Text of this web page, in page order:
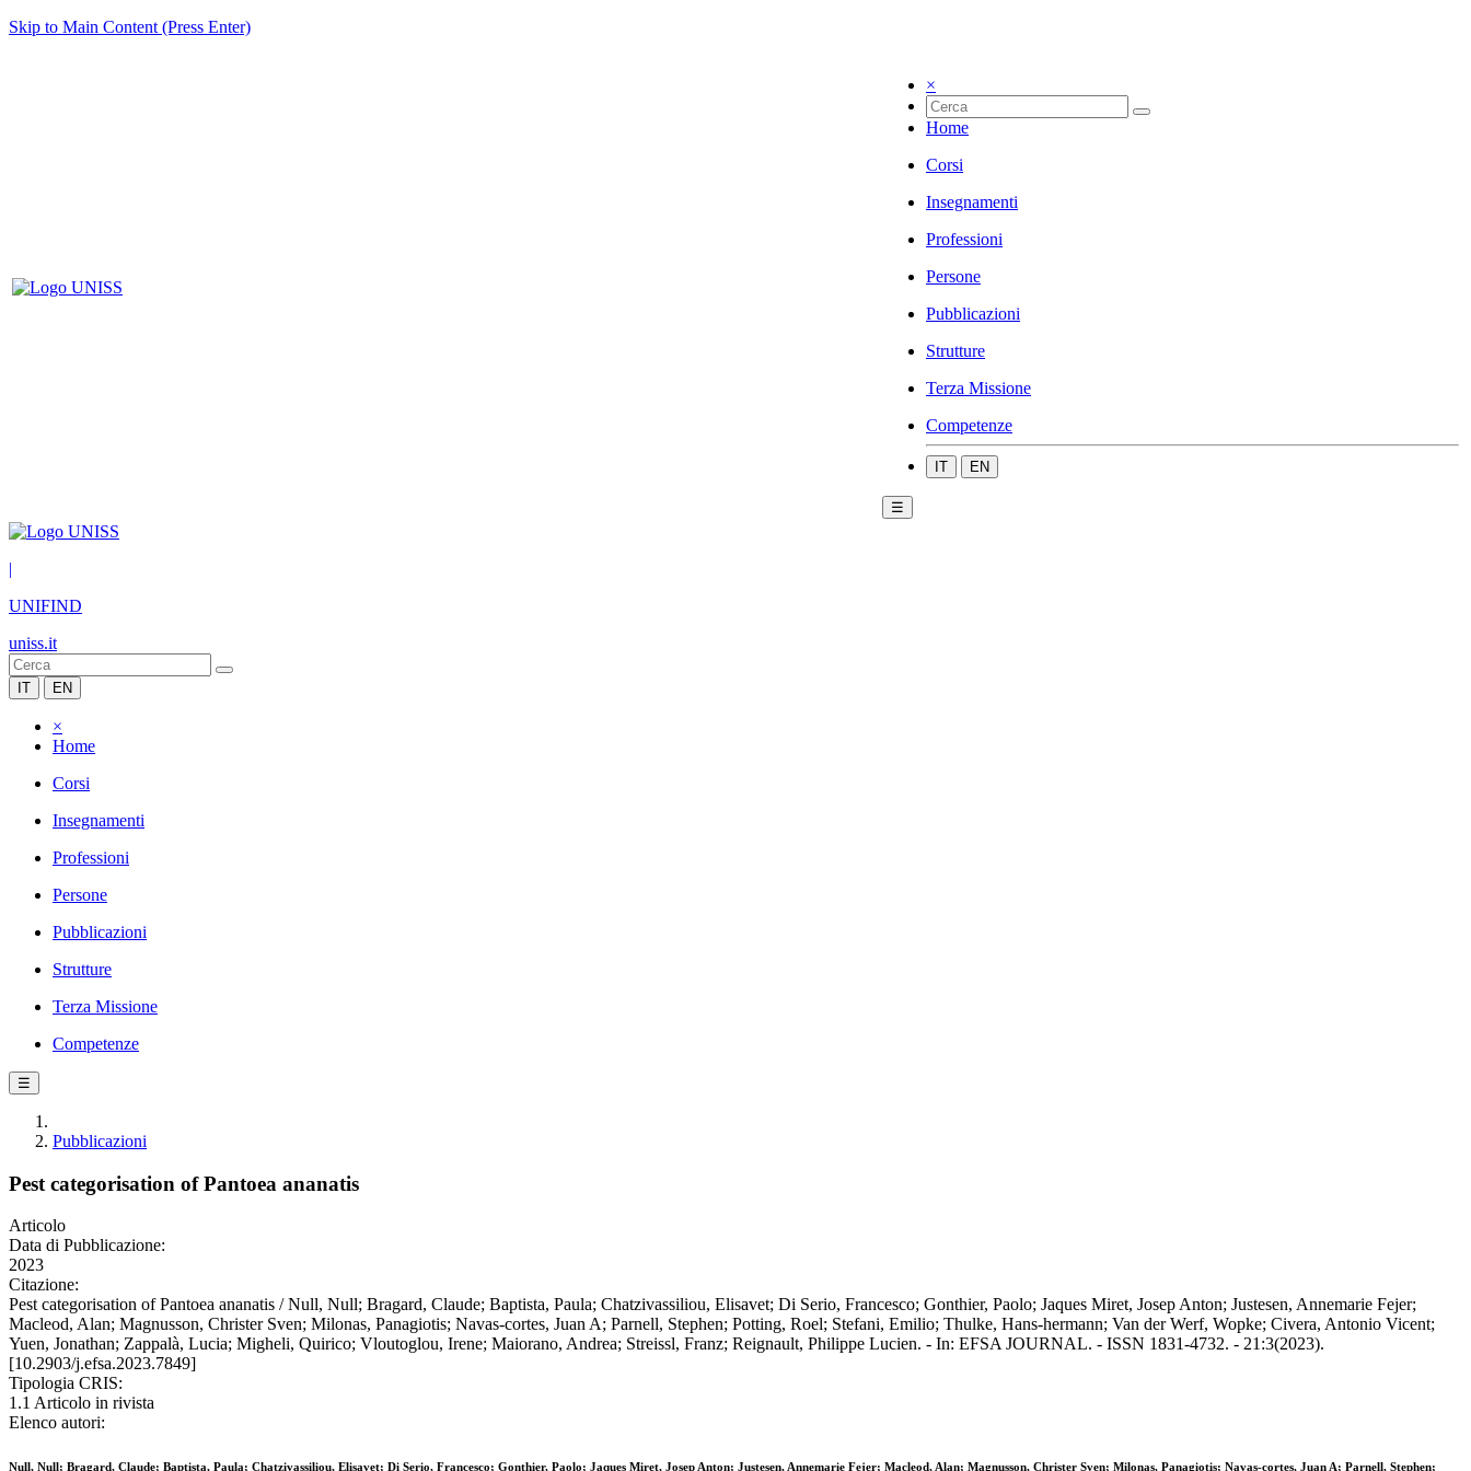
Skip to Main Content (Press Enter)
×
Home
Corsi
Insegnamenti
Professioni
Persone
Pubblicazioni
Strutture
Terza Missione
Competenze
IT EN
☰
|
UNIFIND
uniss.it
IT EN
×
Home
Corsi
Insegnamenti
Professioni
Persone
Pubblicazioni
Strutture
Terza Missione
Competenze
☰
Pubblicazioni
Pest categorisation of Pantoea ananatis
Articolo
Data di Pubblicazione:
2023
Citazione:
Pest categorisation of Pantoea ananatis / Null, Null; Bragard, Claude; Baptista, Paula; Chatzivassiliou, Elisavet; Di Serio, Francesco; Gonthier, Paolo; Jaques Miret, Josep Anton; Justesen, Annemarie Fejer;
Macleod, Alan; Magnusson, Christer Sven; Milonas, Panagiotis; Navas‐cortes, Juan A; Parnell, Stephen; Potting, Roel; Stefani, Emilio; Thulke, Hans‐hermann; Van der Werf, Wopke; Civera, Antonio Vicent;
Yuen, Jonathan; Zappalà, Lucia; Migheli, Quirico; Vloutoglou, Irene; Maiorano, Andrea; Streissl, Franz; Reignault, Philippe Lucien. - In: EFSA JOURNAL. - ISSN 1831-4732. - 21:3(2023).
[10.2903/j.efsa.2023.7849]
Tipologia CRIS:
1.1 Articolo in rivista
Elenco autori:
Null, Null; Bragard, Claude; Baptista, Paula; Chatzivassiliou, Elisavet; Di Serio, Francesco; Gonthier, Paolo; Jaques Miret, Josep Anton; Justesen, Annemarie Fejer; Macleod, Alan; Magnusson, Christer Sven; Milonas, Panagiotis; Navas‐cortes, Juan A; Parnell, Stephen;